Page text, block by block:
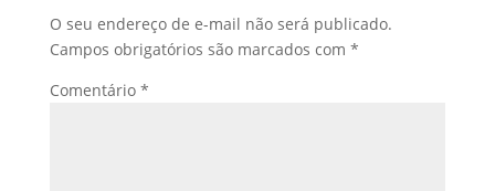
O seu endereço de e-mail não será publicado.
Campos obrigatórios são marcados com *
Comentário *